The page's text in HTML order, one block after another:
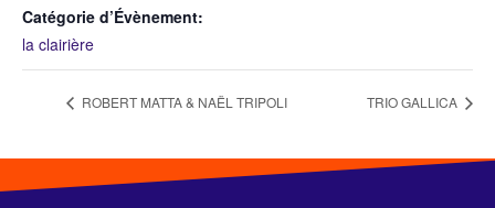
Catégorie d’Évènement:
la clairière
ROBERT MATTA & NAËL TRIPOLI TRIO GALLICA